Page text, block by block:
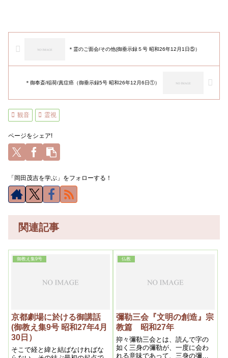
＊霊のご面会/その他(御垂示録５号 昭和26年12月1日⑤）
＊御奉斎/稲荷/真症癌（御垂示録5号 昭和26年12月6日①）
観音 霊視
ページをシェア!
「岡田茂吉を学ぶ」をフォローする！
関連記事
御教え集9号
京都劇場に於ける御講話
(御教え集9号 昭和27年4月
30日）
そこで経と緯と結ばなければな
仏教
彌勒三会『文明の創造』宗
教篇 昭和27年
抑々彌勒三会とは、読んで字の
如く三身の彌勒が、一度に会わ
れる意味であって、三身の彌勒